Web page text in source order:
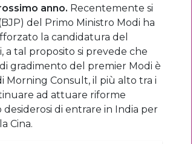
anno. Recentemente si
del Primo Ministro Modi ha
la candidatura del
tal proposito si prevede che
gradimento del premier Modi è
Morning Consult, il più alto tra i
ad attuare riforme
di entrare in India per
Cina.